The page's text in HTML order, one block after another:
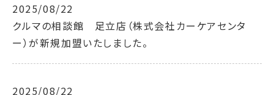
2025/08/22
クルマの相談館 足立店（株式会社カーケアセンタ
ー）が新規加盟いたしました。
2025/08/22